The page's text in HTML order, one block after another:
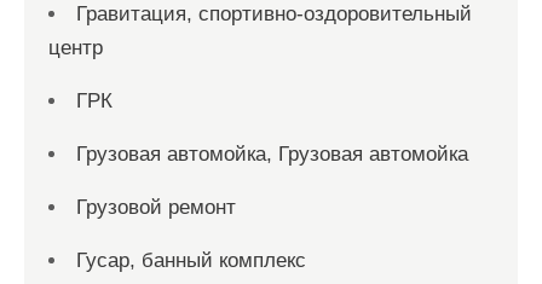
Гравитация, спортивно-оздоровительный
центр
ГРК
Грузовая автомойка, Грузовая автомойка
Грузовой ремонт
Гусар, банный комплекс